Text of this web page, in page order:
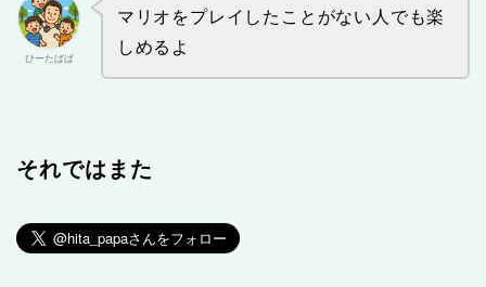
ひーたぱぱ
マリオをプレイしたことがない人でも楽
しめるよ
それではまた